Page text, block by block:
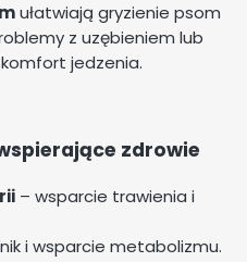
ułatwiają gryzienie psom
z uzębieniem lub
jedzenia.
zdrowie
– wsparcie trawienia i
i wsparcie metabolizmu.